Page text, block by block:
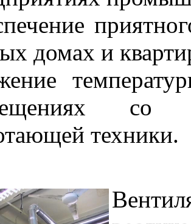
домах и
со
техники.